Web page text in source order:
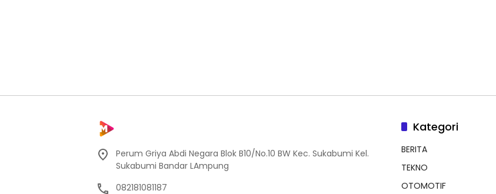
Perum Griya Abdi Negara Blok B10/No.10 BW Kec. Sukabumi Kel.
Sukabumi Bandar LAmpung
082181081187
Kategori
BERITA
TEKNO
OTOMOTIF